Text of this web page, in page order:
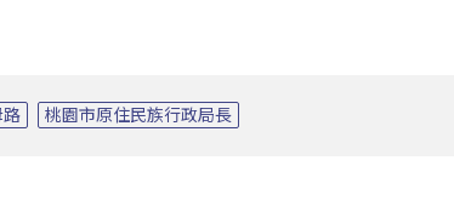
路 桃園市原住民族行政局長